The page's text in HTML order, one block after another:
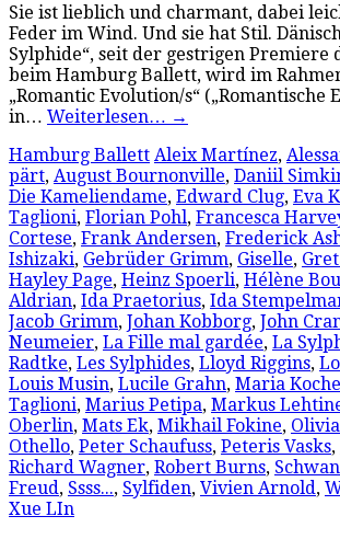
Sie ist lieblich und charmant, dabei
Feder im Wind. Und sie hat Stil.
Sylphide“, seit der gestrigen Premiere
beim Hamburg Ballett, wird im
„Romantic Evolution/s“ („Romantische
in… Weiterlesen… →
Hamburg Ballett Aleix Martínez,
pärt, August Bournonville, Daniil
Die Kameliendame, Edward Clug, Eva
Taglioni, Florian Pohl, Francesca
Cortese, Frank Andersen, Frederick
Ishizaki, Gebrüder Grimm, Giselle,
Hayley Page, Heinz Spoerli, Hélène
Aldrian, Ida Praetorius, Ida
Jacob Grimm, Johan Kobborg, John
Neumeier, La Fille mal gardée, La
Radtke, Les Sylphides, Lloyd Riggins,
Louis Musin, Lucile Grahn, Maria
Taglioni, Marius Petipa, Markus
Oberlin, Mats Ek, Mikhail Fokine,
Othello, Peter Schaufuss, Peteris Vasks,
Richard Wagner, Robert Burns,
Freud, Ssss..., Sylfiden, Vivien Arnold,
Xue LIn